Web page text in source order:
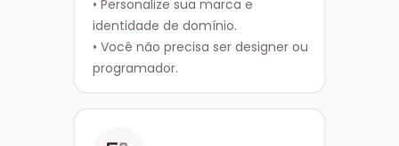
• Personalize sua marca e
identidade de domínio.
• Você não precisa ser designer ou
programador.